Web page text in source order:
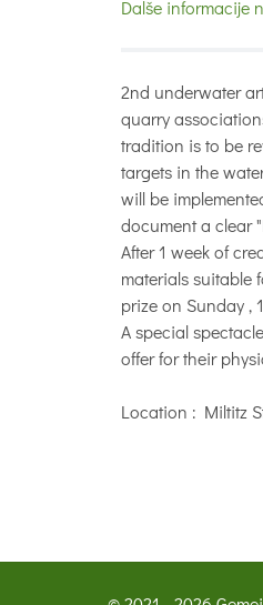
Dalše informacije
2nd underwater
quarry
tradition is to be
targets in the
will be
document a clear
After 1 week of
materials suitable
prize on Sunday ,
A special
offer for their
Location : Miltitz